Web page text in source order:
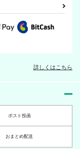
詳しくはこちら
ポスト投函
おまとめ配送